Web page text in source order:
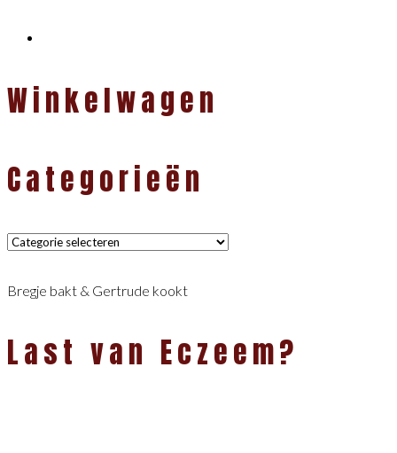
Winkelwagen
Categorieën
Categorieën
Bregje bakt & Gertrude kookt
Last van Eczeem?